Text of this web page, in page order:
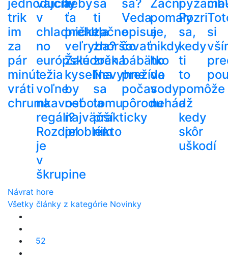
jednoduchý
trik
im
za
pár
minút
vráti
chrumkavosť
vajcia
v
chladničke,
no
európske
ležia
voľne
na
regáli?
Rozdiel
je
v
škrupine
keby
ťa
prehltla
veľryba?
Žalúdočná
kyselina
by
nebola
najväčší
problém
sa
ti
začne
zhoršovať
zrak.
Nevyhne
sa
tomu
prakticky
nikto
sa?
Veda
opisuje,
čo
bábätko
prežíva
počas
pôrodu
Začni
pomaly
a
nikdy
ho
do
vody
nehádž
Pozri
sa,
kedy
ti
to
pomôže
a
kedy
skôr
uškodí
si
Návrat hore
Všetky články z kategórie Novinky
52